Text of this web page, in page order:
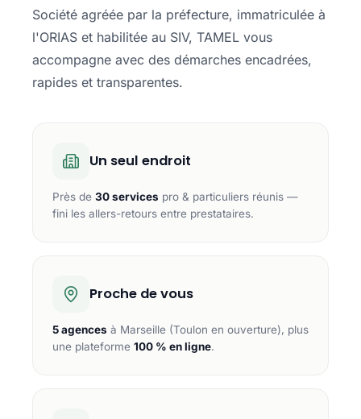
Société agréée par la préfecture, immatriculée à
l'ORIAS et habilitée au SIV, TAMEL vous
accompagne avec des démarches encadrées,
rapides et transparentes.
Un seul endroit
Près de 30 services pro & particuliers réunis —
fini les allers-retours entre prestataires.
Proche de vous
5 agences à Marseille (Toulon en ouverture), plus
une plateforme 100 % en ligne.